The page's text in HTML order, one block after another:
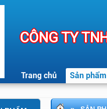
CÔNG TY
Trang chủ Sản phẩm